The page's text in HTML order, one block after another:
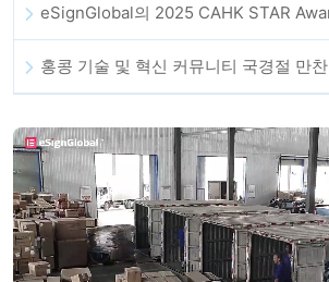
홍콩 기술 및 혁신 커뮤니티 국경절 만찬